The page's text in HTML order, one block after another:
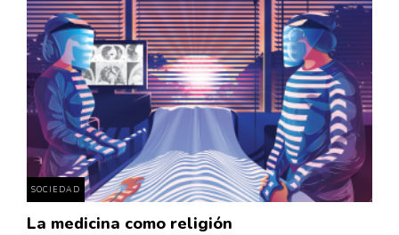
SOCIEDAD
La medicina como religión